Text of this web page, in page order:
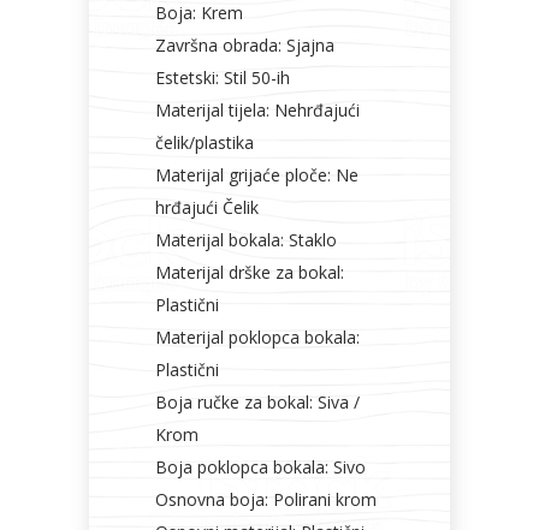
Boja: Krem
Završna obrada: Sjajna
Estetski: Stil 50-ih
Materijal tijela: Nehrđajući
čelik/plastika
Materijal grijaće ploče: Ne
hrđajući Čelik
Materijal bokala: Staklo
Materijal drške za bokal:
Plastični
Materijal poklopca bokala:
Plastični
Boja ručke za bokal: Siva /
Krom
Boja poklopca bokala: Sivo
Osnovna boja: Polirani krom